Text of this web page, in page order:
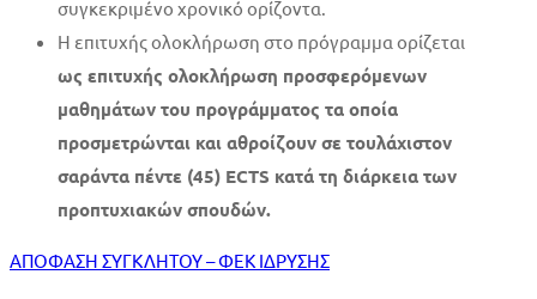
συγκεκριμένο χρονικό ορίζοντα.
Η επιτυχής ολοκλήρωση στο πρόγραμμα ορίζεται
ως επιτυχής ολοκλήρωση προσφερόμενων
μαθημάτων του προγράμματος τα οποία
προσμετρώνται και αθροίζουν σε τουλάχιστον
σαράντα πέντε (45) ECTS κατά τη διάρκεια των
προπτυχιακών σπουδών.
ΑΠΟΦΑΣΗ ΣΥΓΚΛΗΤΟΥ – ΦΕΚ ΙΔΡΥΣΗΣ